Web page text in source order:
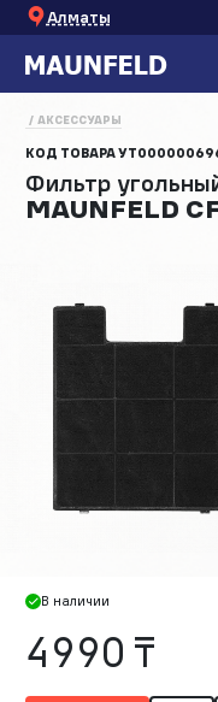
Алматы
АКСЕССУАРЫ
КОД ТОВАРА
Фильтр
MAUNFELD
В наличии
4990 ₸